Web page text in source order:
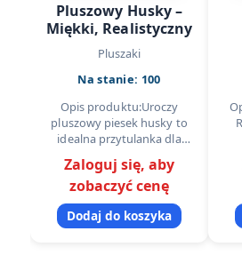
Pluszowy Husky –
Miękki, Realistyczny
Pluszaki
Na stanie: 100
Opis produktu:Uroczy
pluszowy piesek husky to
idealna przytulanka dla
Wykonany z miękkiego,
gęstego pluszu w
odcieniach szarości i bieli,
z…
Zaloguj się, aby
zobaczyć cenę
Dodaj do koszyka